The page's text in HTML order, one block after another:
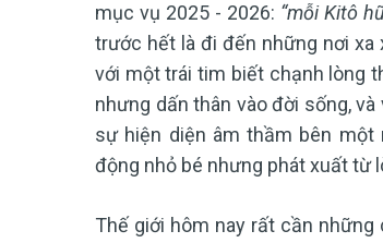
mục vụ 2025 - 2026: “mỗi Kitô
trước hết là đi đến những nơi xa
với một trái tim biết chạnh lòng
nhưng dấn thân vào đời sống,
sự hiện diện âm thầm bên một
động nhỏ bé nhưng phát xuất từ
Thế giới hôm nay rất cần